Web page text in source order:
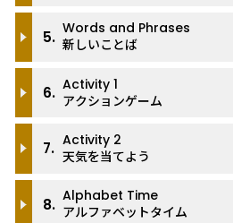
5. Words and Phrases
新しいことば
6. Activity 1
アクションゲーム
7. Activity 2
天気を当てよう
8. Alphabet Time
アルファベットタイム